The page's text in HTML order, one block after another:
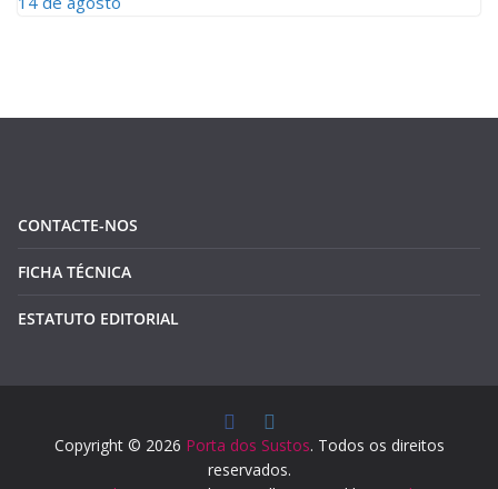
CONTACTE-NOS
FICHA TÉCNICA
ESTATUTO EDITORIAL
Copyright © 2026 Porta dos Sustos. Todos os direitos
reservados.